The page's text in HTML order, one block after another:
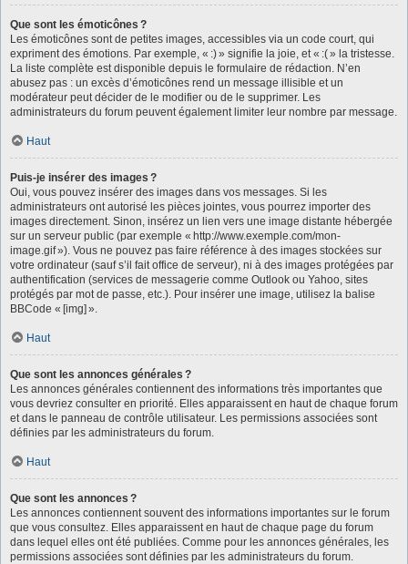
Que sont les émoticônes ?
Les émoticônes sont de petites images, accessibles via un code court, qui
expriment des émotions. Par exemple, « :) » signifie la joie, et « :( » la tristesse.
La liste complète est disponible depuis le formulaire de rédaction. N’en
abusez pas : un excès d’émoticônes rend un message illisible et un
modérateur peut décider de le modifier ou de le supprimer. Les
administrateurs du forum peuvent également limiter leur nombre par message.
Haut
Puis-je insérer des images ?
Oui, vous pouvez insérer des images dans vos messages. Si les
administrateurs ont autorisé les pièces jointes, vous pourrez importer des
images directement. Sinon, insérez un lien vers une image distante hébergée
sur un serveur public (par exemple « http://www.exemple.com/mon-
image.gif »). Vous ne pouvez pas faire référence à des images stockées sur
votre ordinateur (sauf s’il fait office de serveur), ni à des images protégées par
authentification (services de messagerie comme Outlook ou Yahoo, sites
protégés par mot de passe, etc.). Pour insérer une image, utilisez la balise
BBCode « [img] ».
Haut
Que sont les annonces générales ?
Les annonces générales contiennent des informations très importantes que
vous devriez consulter en priorité. Elles apparaissent en haut de chaque forum
et dans le panneau de contrôle utilisateur. Les permissions associées sont
définies par les administrateurs du forum.
Haut
Que sont les annonces ?
Les annonces contiennent souvent des informations importantes sur le forum
que vous consultez. Elles apparaissent en haut de chaque page du forum
dans lequel elles ont été publiées. Comme pour les annonces générales, les
permissions associées sont définies par les administrateurs du forum.